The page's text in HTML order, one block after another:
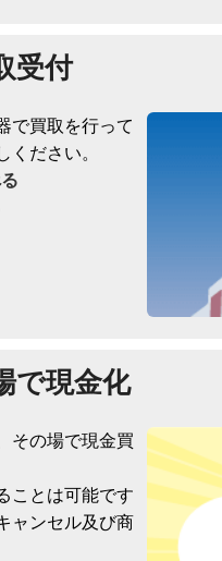
受付
で買取を行って
ください。
で現金化
その場で現金買
ことは可能です
ャンセル及び商